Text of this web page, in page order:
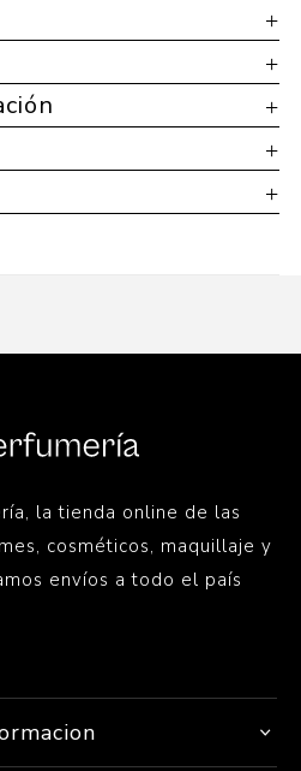
la tienda online de las
cosméticos, maquillaje y
envíos a todo el país